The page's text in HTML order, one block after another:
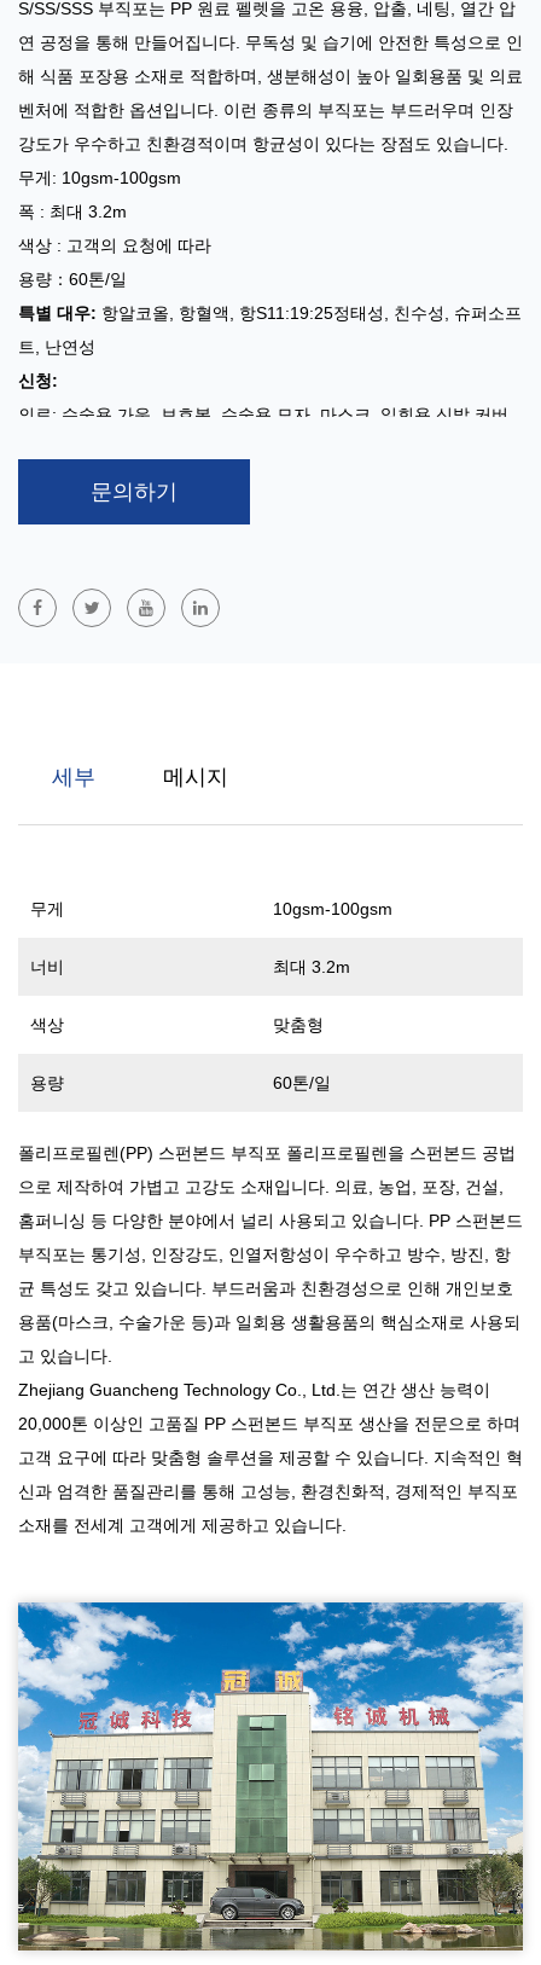
S/SS/SSS 부직포는 PP 원료 펠렛을 고온 용융, 압출, 네팅, 열간 압
연 공정을 통해 만들어집니다. 무독성 및 습기에 안전한 특성으로 인
해 식품 포장용 소재로 적합하며, 생분해성이 높아 일회용품 및 의료
벤처에 적합한 옵션입니다. 이런 종류의 부직포는 부드러우며 인장
강도가 우수하고 친환경적이며 항균성이 있다는 장점도 있습니다.
무게: 10gsm-100gsm
폭 : 최대 3.2m
색상 : 고객의 요청에 따라
용량：60톤/일
특별 대우: 항알코올, 항혈액, 항s11:19:25정태성, 친수성, 슈퍼소프
트, 난연성
신청:
의료: 수술용 가운, 보호복, 수술용 모자, 마스크, 일회용 신발 커버,
위생용품: 유아용 및 성인용 기저귀, 여성 위생용품, 생리대 등
스펀본드, SS는 이중층 스펀본드, SSS는 삼중층 스펀본드 구조를
문의하기
세부 메시지
무게 10gsm-100gsm
너비 최대 3.2m
색상 맞춤형
용량 60톤/일
폴리프로필렌(PP) 스펀본드 부직포 폴리프로필렌을 스펀본드 공법
으로 제작하여 가볍고 고강도 소재입니다. 의료, 농업, 포장, 건설,
홈퍼니싱 등 다양한 분야에서 널리 사용되고 있습니다. PP 스펀본드
부직포는 통기성, 인장강도, 인열저항성이 우수하고 방수, 방진, 항
균 특성도 갖고 있습니다. 부드러움과 친환경성으로 인해 개인보호
용품(마스크, 수술가운 등)과 일회용 생활용품의 핵심소재로 사용되
고 있습니다.
Zhejiang Guancheng Technology Co., Ltd.는 연간 생산 능력이
20,000톤 이상인 고품질 PP 스펀본드 부직포 생산을 전문으로 하며
고객 요구에 따라 맞춤형 솔루션을 제공할 수 있습니다. 지속적인 혁
신과 엄격한 품질관리를 통해 고성능, 환경친화적, 경제적인 부직포
소재를 전세계 고객에게 제공하고 있습니다.